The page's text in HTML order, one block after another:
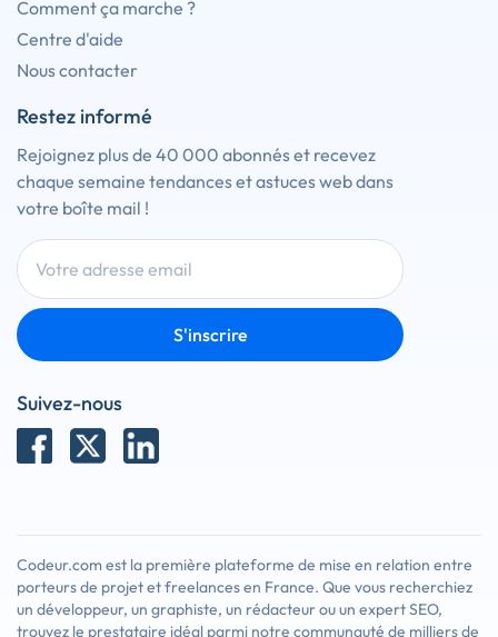
Comment ça marche ?
Centre d'aide
Nous contacter
Restez informé
Rejoignez plus de 40 000 abonnés et recevez
chaque semaine tendances et astuces web dans
votre boîte mail !
S'inscrire
Suivez-nous
Codeur.com est la première plateforme de mise en relation entre
porteurs de projet et freelances en France. Que vous recherchiez
un développeur, un graphiste, un rédacteur ou un expert SEO,
trouvez le prestataire idéal parmi notre communauté de milliers de